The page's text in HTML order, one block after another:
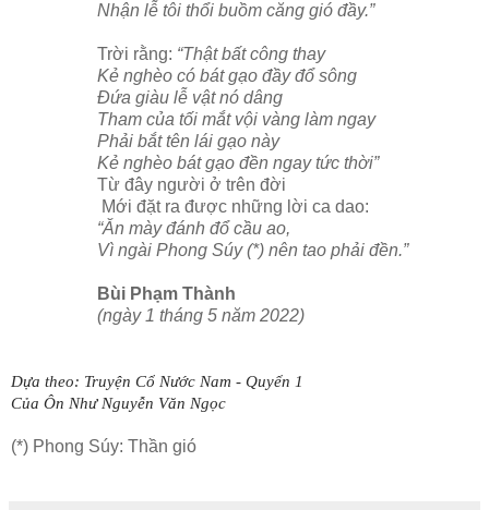
Nhận lễ tôi thổi buồm căng gió đầy.”
Trời rằng: “Thật bất công thay
Kẻ nghèo có bát gạo đầy đổ sông
Đứa giàu lễ vật nó dâng
Tham của tối mắt vội vàng làm ngay
Phải bắt tên lái gạo này
Kẻ nghèo bát gạo đền ngay tức thời”
Từ đây người ở trên đời
Mới đặt ra được những lời ca dao:
“Ăn mày đánh đổ cầu ao,
Vì ngài Phong Súy (*) nên tao phải đền.”
Bùi Phạm Thành
(ngày 1 tháng 5 năm 2022)
Dựa theo: Truyện Cổ Nước Nam - Quyển 1
Của Ôn Như Nguyễn Văn Ngọc
(*) Phong Súy: Thần gió